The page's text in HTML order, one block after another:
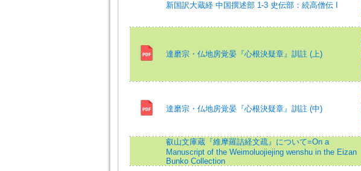
新国訳大蔵経 中国撰述部 1-3 史伝部：続高僧伝 I
達磨宗・仏地房覚晏『心根決疑章』訓註 (上)
達磨宗・仏地房覚晏『心根決疑章』訓註 (中)
叡山文庫蔵『維摩羅詰経文疏』について=On a
Manuscript of the Weimoluojiejing wenshu in the Eizan
Bunko Collection